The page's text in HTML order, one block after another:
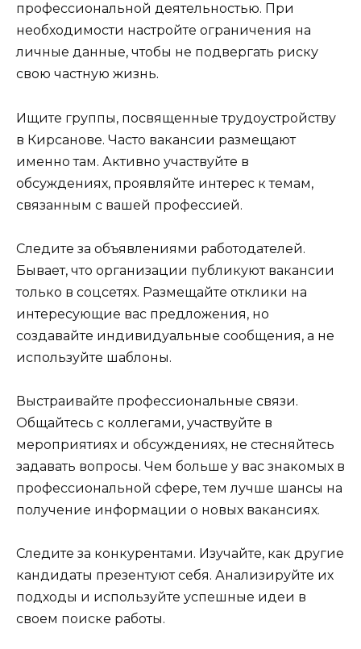
профессиональной деятельностью. При
необходимости настройте ограничения на
личные данные, чтобы не подвергать риску
свою частную жизнь.
Ищите группы, посвященные трудоустройству
в Кирсанове. Часто вакансии размещают
именно там. Активно участвуйте в
обсуждениях, проявляйте интерес к темам,
связанным с вашей профессией.
Следите за объявлениями работодателей.
Бывает, что организации публикуют вакансии
только в соцсетях. Размещайте отклики на
интересующие вас предложения, но
создавайте индивидуальные сообщения, а не
используйте шаблоны.
Выстраивайте профессиональные связи.
Общайтесь с коллегами, участвуйте в
мероприятиях и обсуждениях, не стесняйтесь
задавать вопросы. Чем больше у вас знакомых в
профессиональной сфере, тем лучше шансы на
получение информации о новых вакансиях.
Следите за конкурентами. Изучайте, как другие
кандидаты презентуют себя. Анализируйте их
подходы и используйте успешные идеи в
своем поиске работы.